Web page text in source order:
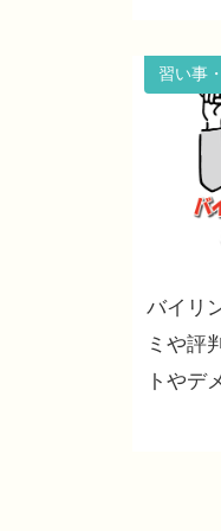
習い事
バイリ
ミや評
トやデ